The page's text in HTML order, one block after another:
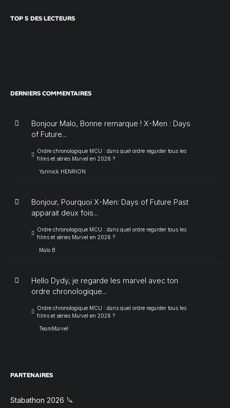
TOP 5 DES LECTEURS
DERNIERS COMMENTAIRES
Bonjour Malo, Bonne remarque ! X-Men : Days
of Future...
Ordre chronologique MCU : dans quel ordre regarder tous les
films et séries Marvel en 2026 ?
Yannick HENRION
Bonjour, Pourquoi X-Men: Days of Future Past
apparait deux fois...
Ordre chronologique MCU : dans quel ordre regarder tous les
films et séries Marvel en 2026 ?
Malo B
Hello Dydy, je regarde les marvel avec ton
ordre chronologique...
Ordre chronologique MCU : dans quel ordre regarder tous les
films et séries Marvel en 2026 ?
TeamMarvel
PARTENAIRES
Stabathon 2026 🔪